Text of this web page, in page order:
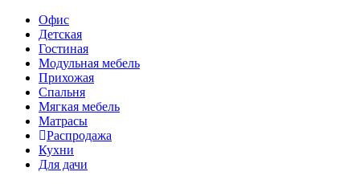
Офис
Детская
Гостиная
Модульная мебель
Прихожая
Спальня
Мягкая мебель
Матрасы
Распродажа
Кухни
Для дачи